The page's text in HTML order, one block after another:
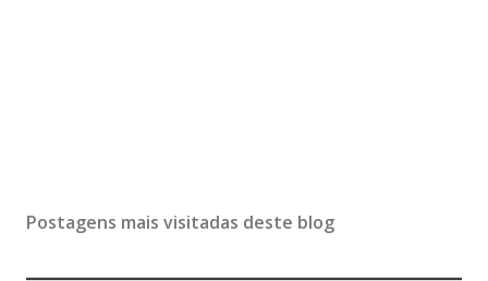
Postagens mais visitadas deste blog